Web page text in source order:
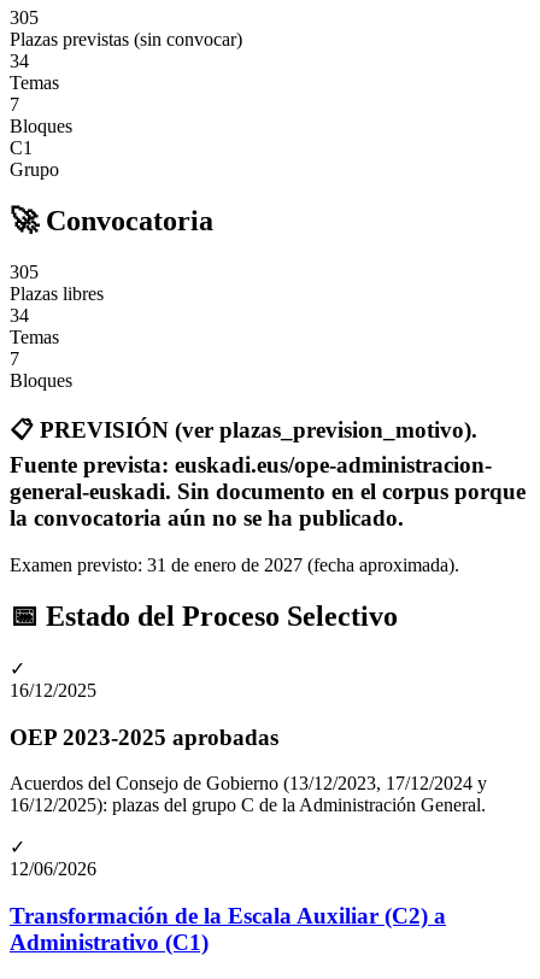
305
Plazas previstas (sin convocar)
34
Temas
7
Bloques
C1
Grupo
🚀 Convocatoria
305
Plazas libres
34
Temas
7
Bloques
📋 PREVISIÓN (ver plazas_prevision_motivo).
Fuente prevista: euskadi.eus/ope-administracion-
general-euskadi. Sin documento en el corpus porque
la convocatoria aún no se ha publicado.
Examen previsto: 31 de enero de 2027 (fecha aproximada).
📅 Estado del Proceso Selectivo
✓
16/12/2025
OEP 2023-2025 aprobadas
Acuerdos del Consejo de Gobierno (13/12/2023, 17/12/2024 y
16/12/2025): plazas del grupo C de la Administración General.
✓
12/06/2026
Transformación de la Escala Auxiliar (C2) a
Administrativo (C1)